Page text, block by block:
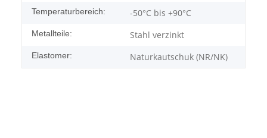
Temperaturbereich: -50°C bis +90°C
Metallteile: Stahl verzinkt
Elastomer: Naturkautschuk (NR/NK)